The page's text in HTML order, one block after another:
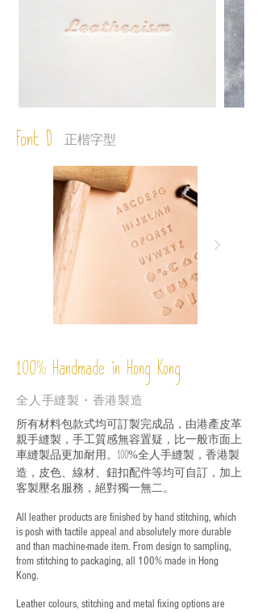
Font D 正楷字型
100% Handmade in Hong Kong
全人手縫製・香港製造
所有材料包款式均可訂製完成品，由港產皮革
親手縫製，手工質感無容置疑，比一般市面上
車縫製品更加耐用。 100%全人手縫製，香港製
造，皮色、線材、鈕扣配件等均可自訂，加上
客製壓名服務，絕對獨一無二。
All leather products are finished by hand stitching, which
is posh with tactile appeal and absolutely more durable
and than machine-made item. From design to sampling,
from stitching to packaging, all 100% made in Hong
Kong.
Leather colours, stitching and metal fixing options are